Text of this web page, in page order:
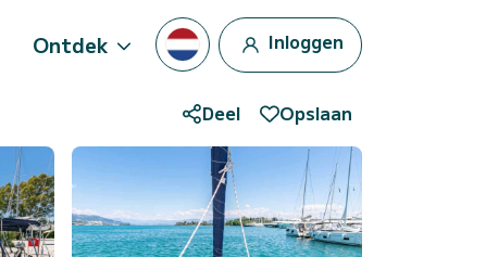
Ontdek Inloggen
Deel Opslaan